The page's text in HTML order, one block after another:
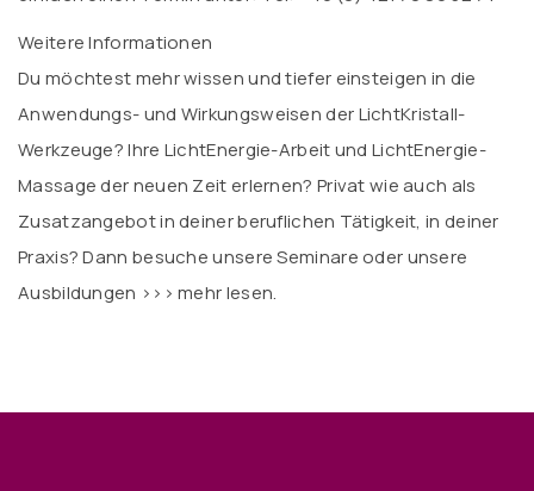
Weitere Informationen
Du möchtest mehr wissen und tiefer einsteigen in die
Anwendungs- und Wirkungsweisen der LichtKristall-
Werkzeuge? Ihre LichtEnergie-Arbeit und LichtEnergie-
Massage der neuen Zeit erlernen? Privat wie auch als
Zusatzangebot in deiner beruflichen Tätigkeit, in deiner
Praxis? Dann besuche unsere Seminare oder unsere
Ausbildungen >>> mehr lesen.